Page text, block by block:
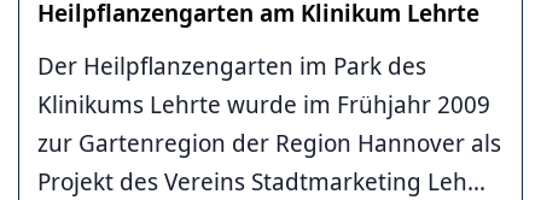
Heilpflanzengarten am Klinikum Lehrte
Der Heilpflanzengarten im Park des
Klinikums Lehrte wurde im Frühjahr 2009
zur Gartenregion der Region Hannover als
Projekt des Vereins Stadtmarketing Leh...